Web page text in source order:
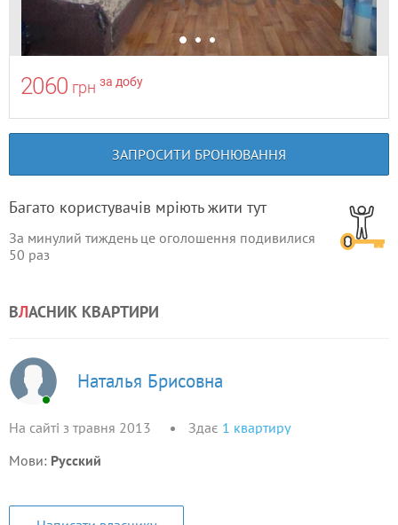
2060 грн за добу
ЗАПРОСИТИ БРОНЮВАННЯ
Багато користувачів мріють жити тут
За минулий тиждень це оголошення подивилися
50 раз
ВЛАСНИК КВАРТИРИ
Наталья Брисовна
На сайті з травня 2013 Здає 1 квартиру
Мови: Русский